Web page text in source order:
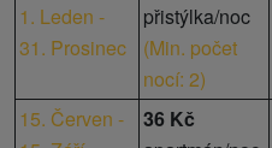
1. Leden -
31. Prosinec
přistýlka/noc
(Min. počet
nocí: 2)
15. Červen -
36 Kč